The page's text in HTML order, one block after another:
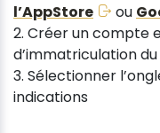
l’AppStore
ou
2. Créer un compte
d’immatriculation
3. Sélectionner
indications